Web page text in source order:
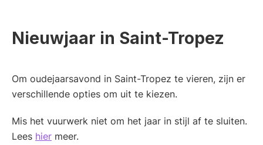
Nieuwjaar in Saint-Tropez
Om oudejaarsavond in Saint-Tropez te vieren, zijn er
verschillende opties om uit te kiezen.
Mis het vuurwerk niet om het jaar in stijl af te sluiten.
Lees hier meer.